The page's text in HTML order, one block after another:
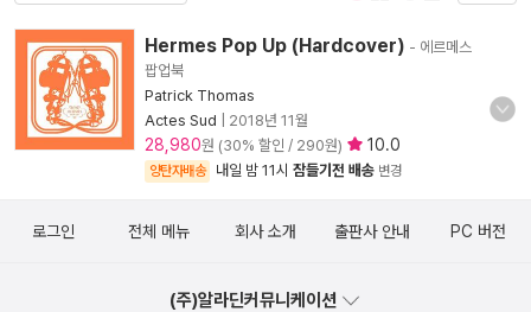
Hermes Pop Up (Hardcover) - 에르메스
팝업북
Patrick Thomas
Actes Sud
2018년 11월
28,980원 (30% 할인 / 290원) 10.0
양탄자배송 내일 밤 11시 잠들기전 배송 변경
로그인 전체 메뉴 회사 소개 출판사 안내 PC 버전
(주)알라딘커뮤니케이션